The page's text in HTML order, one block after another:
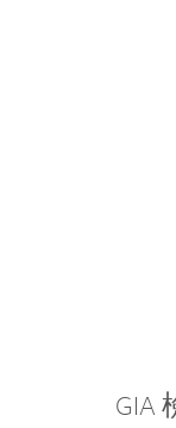
GIA